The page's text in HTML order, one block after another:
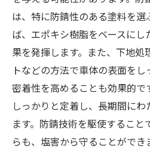
は、特に防錆性のある塗料を選
ば、エポキシ樹脂をベースに
果を発揮します。また、下地処
トなどの方法で車体の表面を
密着性を高めることも効果的で
しっかりと定着し、長期間に
ます。防錆技術を駆使するこ
らも、塩害から守ることができ